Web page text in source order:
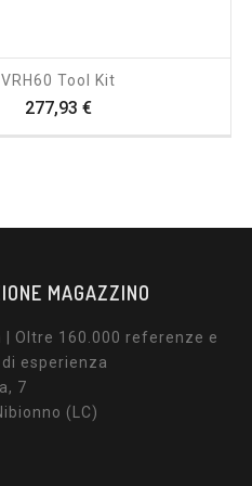
VRH60 Tool Kit
277,93 €Prezzo
MAGAZZINO
| Oltre 160.000 referenze e
esperienza
7
(LC)